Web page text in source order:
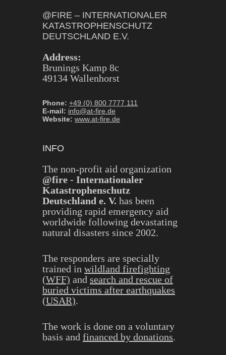
@FIRE – INTERNATIONALER
KATASTROPHENSCHUTZ
DEUTSCHLAND E.V.
Address:
Brunings Kamp 8c
49134 Wallenhorst
Phone: +49 (0) 800 7777 111
E-mail: info@at-fire.de
Website: www.at-fire.de
INFO
The non-profit aid organization
@fire - Internationaler
Katastrophenschutz
Deutschland e. V. has been
providing rapid emergency aid
worldwide following devastating
natural disasters since 2002.
The responders are specially
trained in wildland firefighting
(WFF) and search and rescue of
buried victims after earthquakes
(USAR).
The work is done on a voluntary
basis and financed by donations.